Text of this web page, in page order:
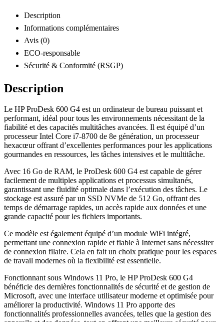
Description
Informations complémentaires
Avis (0)
ECO-responsable
Sécurité & Conformité (RSGP)
Description
Le HP ProDesk 600 G4 est un ordinateur de bureau puissant et
performant, idéal pour tous les environnements nécessitant de la
fiabilité et des capacités multitâches avancées. Il est équipé d’un
processeur Intel Core i7-8700 de 8e génération, un processeur
hexacœur offrant d’excellentes performances pour les applications
gourmandes en ressources, les tâches intensives et le multitâche.
Avec 16 Go de RAM, le ProDesk 600 G4 est capable de gérer
facilement de multiples applications et processus simultanés,
garantissant une fluidité optimale dans l’exécution des tâches. Le
stockage est assuré par un SSD NVMe de 512 Go, offrant des
temps de démarrage rapides, un accès rapide aux données et une
grande capacité pour les fichiers importants.
Ce modèle est également équipé d’un module WiFi intégré,
permettant une connexion rapide et fiable à Internet sans nécessiter
de connexion filaire. Cela en fait un choix pratique pour les espaces
de travail modernes où la flexibilité est essentielle.
Fonctionnant sous Windows 11 Pro, le HP ProDesk 600 G4
bénéficie des dernières fonctionnalités de sécurité et de gestion de
Microsoft, avec une interface utilisateur moderne et optimisée pour
améliorer la productivité. Windows 11 Pro apporte des
fonctionnalités professionnelles avancées, telles que la gestion des